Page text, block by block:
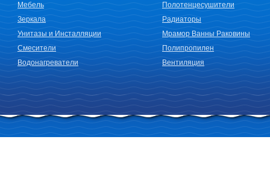
Мебель
Зеркала
Унитазы и Инсталляции
Смесители
Водонагреватели
Полотенцесушители
Радиаторы
Мрамор Ванны Раковины
Полипропилен
Вентиляция